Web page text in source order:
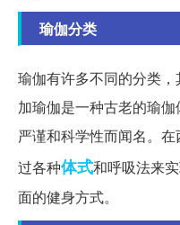
瑜伽分类
瑜伽有许多不同的分类
加瑜伽是一种古老的瑜
严谨和科学性而闻名。在
过各种体式和呼吸法来
面的健身方式。